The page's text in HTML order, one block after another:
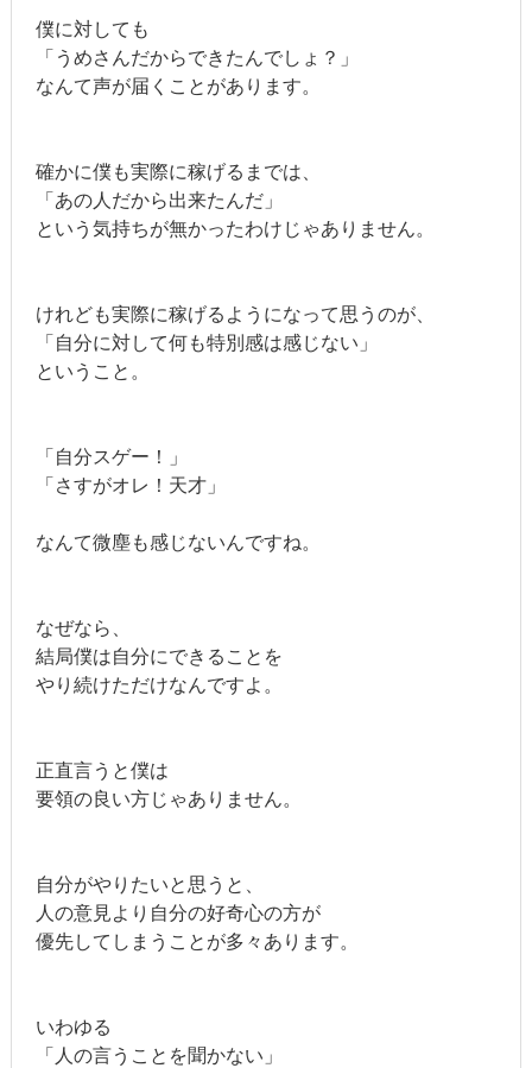
僕に対しても
「うめさんだからできたんでしょ？」
なんて声が届くことがあります。
確かに僕も実際に稼げるまでは、
「あの人だから出来たんだ」
という気持ちが無かったわけじゃありません。
けれども実際に稼げるようになって思うのが、
「自分に対して何も特別感は感じない」
ということ。
「自分スゲー！」
「さすがオレ！天才」
なんて微塵も感じないんですね。
なぜなら、
結局僕は自分にできることを
やり続けただけなんですよ。
正直言うと僕は
要領の良い方じゃありません。
自分がやりたいと思うと、
人の意見より自分の好奇心の方が
優先してしまうことが多々あります。
いわゆる
「人の言うことを聞かない」